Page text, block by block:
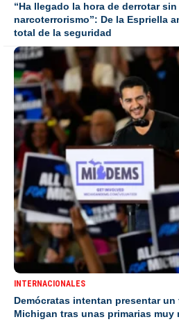
“Ha llegado la hora de derrotar
narcoterrorismo”: De la Espriella
total de la seguridad
INTERNACIONALES
Demócratas intentan presentar
Michigan tras unas primarias muy